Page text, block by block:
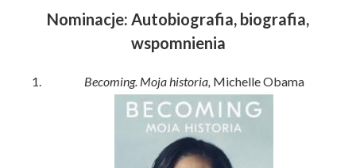
Nominacje: Autobiografia, biografia,
wspomnienia
Becoming. Moja historia, Michelle Obama